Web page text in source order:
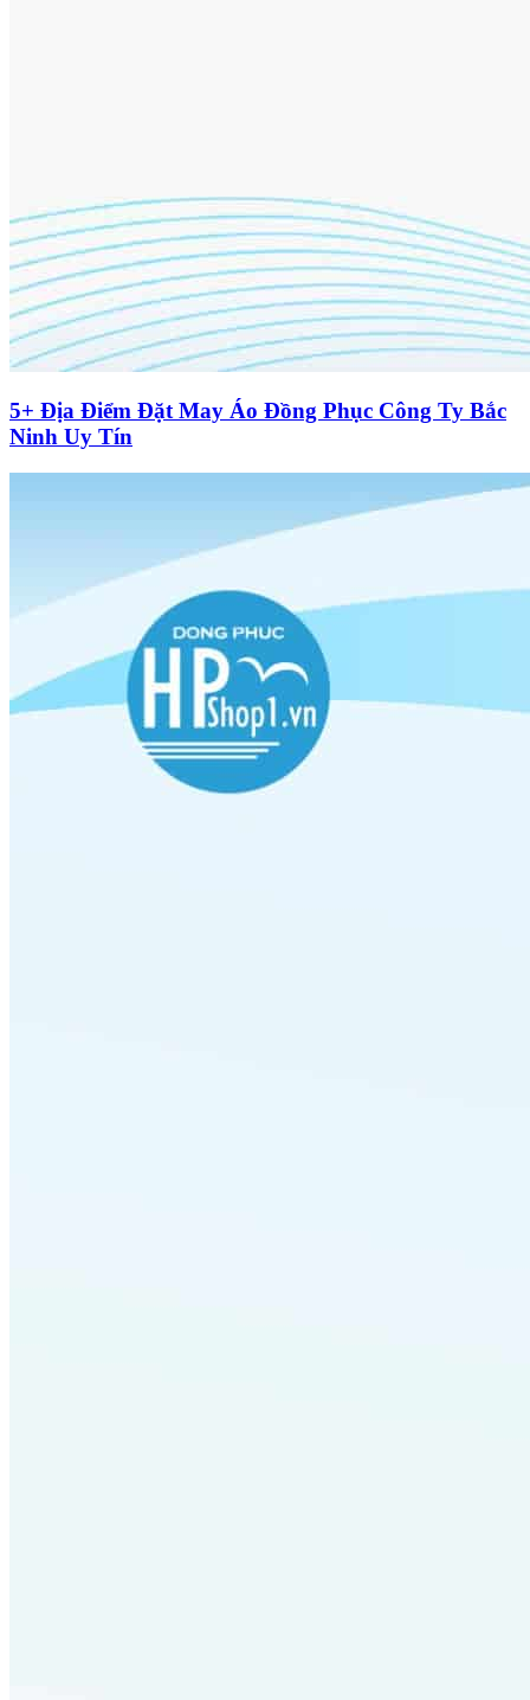
5+ Địa Điểm Đặt May Áo Đồng Phục Công Ty Bắc
Ninh Uy Tín